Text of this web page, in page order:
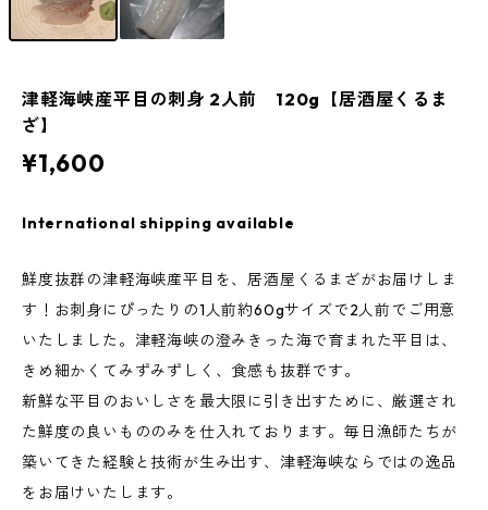
津軽海峡産平目の刺身 2人前 120g【居酒屋くるま
ざ】
¥1,600
International shipping available
鮮度抜群の津軽海峡産平目を、居酒屋くるまざがお届けしま
す！お刺身にぴったりの1人前約60gサイズで2人前でご用意
いたしました。津軽海峡の澄みきった海で育まれた平目は、
きめ細かくてみずみずしく、食感も抜群です。
新鮮な平目のおいしさを最大限に引き出すために、厳選され
た鮮度の良いもののみを仕入れております。毎日漁師たちが
築いてきた経験と技術が生み出す、津軽海峡ならではの逸品
をお届けいたします。